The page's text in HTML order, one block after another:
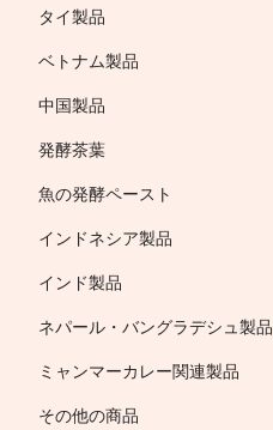
タイ製品
ベトナム製品
中国製品
発酵茶葉
魚の発酵ペースト
インドネシア製品
インド製品
ネパール・バングラデシュ製品
ミャンマーカレー関連製品
その他の商品